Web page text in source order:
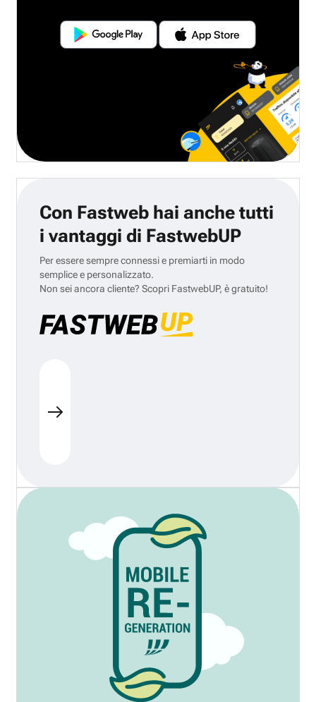
Con Fastweb hai anche tutti
i vantaggi di FastwebUP
Per essere sempre connessi e premiarti in modo
semplice e personalizzato.
Non sei ancora cliente? Scopri FastwebUP, è gratuito!